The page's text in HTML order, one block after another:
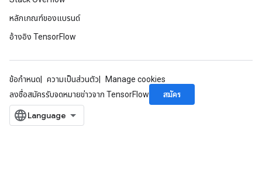
หลักเกณฑ์ของแบรนด์
อ้างอิง TensorFlow
ข้อกำหนด ความเป็นส่วนตัว
Manage cookies
ลงชื่อสมัครรับจดหมายข่าวจาก TensorFlow
สมัคร